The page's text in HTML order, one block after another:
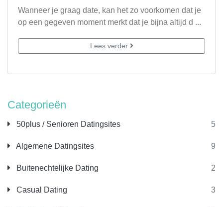
Categorieën
50plus / Senioren Datingsites 5
Algemene Datingsites 9
Buitenechtelijke Dating 2
Casual Dating 3
Wanneer je graag date, kan het zo voorkomen dat je
op een gegeven moment merkt dat je bijna altijd d ...
Lees verder